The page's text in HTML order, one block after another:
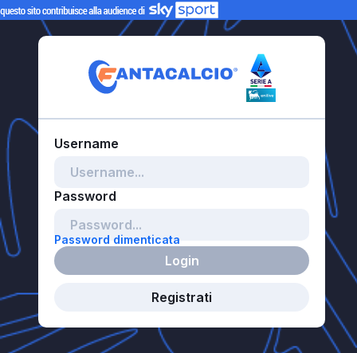
Password dimenticata
Login
Registrati